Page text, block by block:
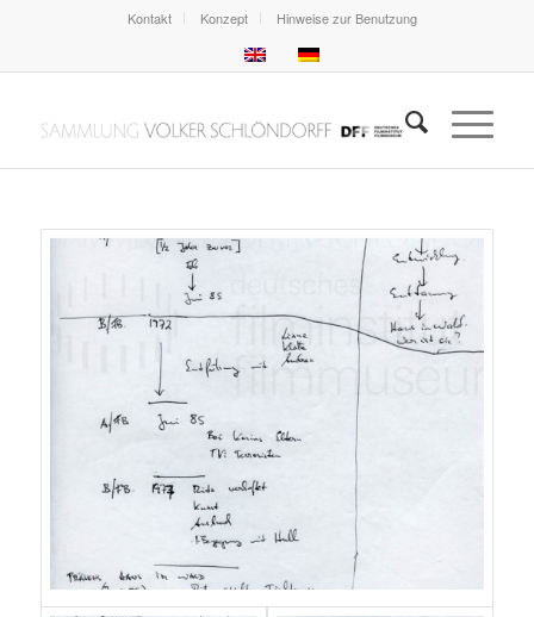
Kontakt Konzept Hinweise zur Benutzung